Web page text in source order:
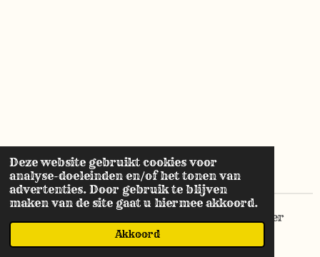
Deze website gebruikt cookies voor
analyse-doeleinden en/of het tonen van
advertenties. Door gebruik te blijven
maken van de site gaat u hiermee akkoord.
Akkoord
© 2021 - 2026 Molenaarsbrocante sfeer & meer
JouwWeb